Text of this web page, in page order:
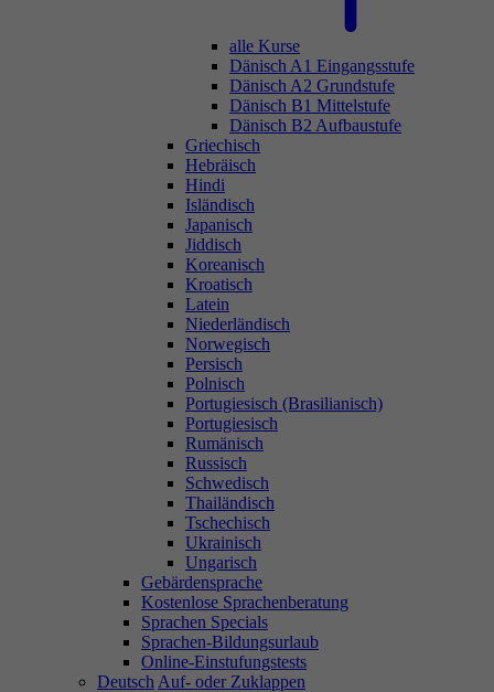
alle Kurse
Dänisch A1 Eingangsstufe
Dänisch A2 Grundstufe
Dänisch B1 Mittelstufe
Dänisch B2 Aufbaustufe
Griechisch
Hebräisch
Hindi
Isländisch
Japanisch
Jiddisch
Koreanisch
Kroatisch
Latein
Niederländisch
Norwegisch
Persisch
Polnisch
Portugiesisch (Brasilianisch)
Portugiesisch
Rumänisch
Russisch
Schwedisch
Thailändisch
Tschechisch
Ukrainisch
Ungarisch
Gebärdensprache
Kostenlose Sprachenberatung
Sprachen Specials
Sprachen-Bildungsurlaub
Online-Einstufungstests
Deutsch Auf- oder Zuklappen